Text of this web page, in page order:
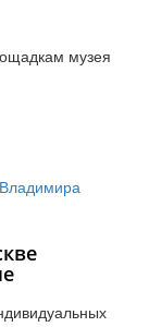
музея